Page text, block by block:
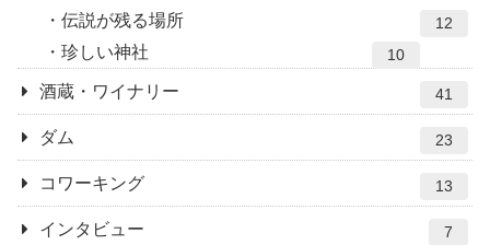
伝説が残る場所 12
珍しい神社 10
酒蔵・ワイナリー 41
ダム 23
コワーキング 13
インタビュー 7